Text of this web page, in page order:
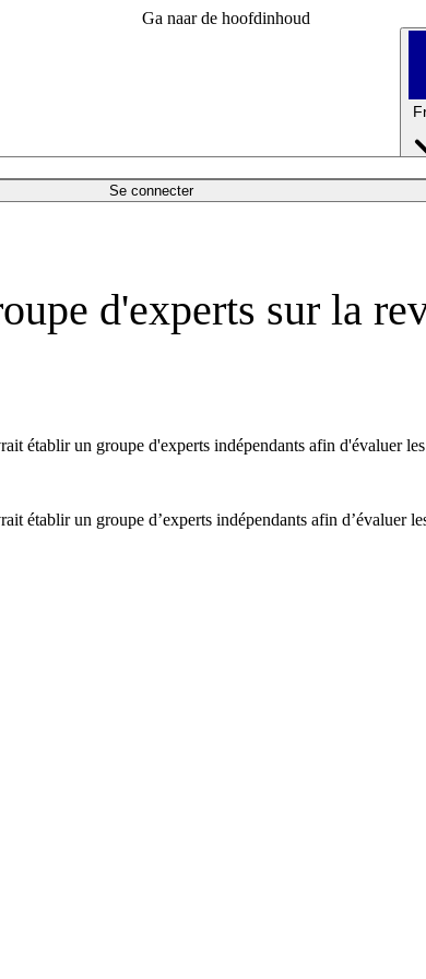
Ga naar de hoofdinhoud
Se connecter
d'experts sur la
établir un groupe d'experts indépendants afin d'évaluer
établir un groupe d’experts indépendants afin d’évaluer